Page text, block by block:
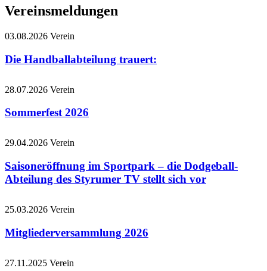
Vereinsmeldungen
03.08.2026 Verein
Die Handballabteilung trauert:
28.07.2026 Verein
Sommerfest 2026
29.04.2026 Verein
Saisoneröffnung im Sportpark – die Dodgeball-
Abteilung des Styrumer TV stellt sich vor
25.03.2026 Verein
Mitgliederversammlung 2026
27.11.2025 Verein